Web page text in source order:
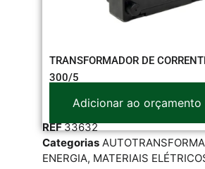
TRANSFORMADOR DE
300/5
Adicionar ao orçamento
REF33632
Categorias
ENERGIA, MATERIAIS